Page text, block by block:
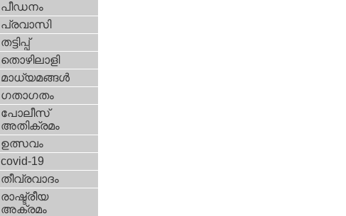
പീഡനം
പ്രവാസി
തട്ടിപ്പ്‌
തൊഴിലാളി
മാധ്യമങ്ങള്‍
ഗതാഗതം
പോലീസ്‌
അതിക്രമം
ഉത്സവം
covid-19
തീവ്രവാദം
രാഷ്ട്രീയ
അക്രമം